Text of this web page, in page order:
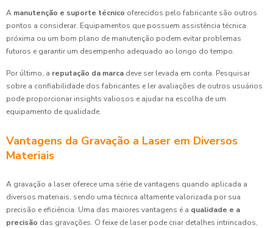
A manutenção e suporte técnico oferecidos pelo fabricante são outros
pontos a considerar. Equipamentos que possuem assistência técnica
próxima ou um bom plano de manutenção podem evitar problemas
futuros e garantir um desempenho adequado ao longo do tempo.
Por último, a reputação da marca deve ser levada em conta. Pesquisar
sobre a confiabilidade dos fabricantes e ler avaliações de outros usuários
pode proporcionar insights valiosos e ajudar na escolha de um
equipamento de qualidade.
Vantagens da Gravação a Laser em Diversos
Materiais
A gravação a laser oferece uma série de vantagens quando aplicada a
diversos materiais, sendo uma técnica altamente valorizada por sua
precisão e eficiência. Uma das maiores vantagens é a qualidade e a
precisão das gravações. O feixe de laser pode criar detalhes intrincados,